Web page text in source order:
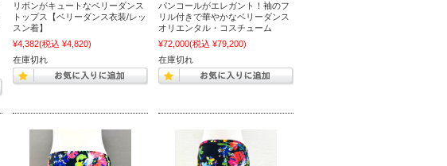
リボンがキュートなベリーダンス
トップス【ベリーダンス衣装/レッ
スン着】
¥4,382(税込 ¥4,820)
在庫切れ
パンコールがエレガント！袖のフ
リル付きで華やかなベリーダンス
オリエンタル・コスチューム
¥72,000(税込 ¥79,200)
在庫切れ